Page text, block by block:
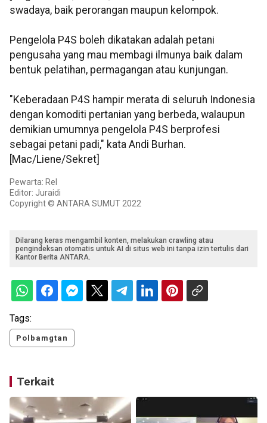
swadaya, baik perorangan maupun kelompok.
Pengelola P4S boleh dikatakan adalah petani
pengusaha yang mau membagi ilmunya baik dalam
bentuk pelatihan, permagangan atau kunjungan.
"Keberadaan P4S hampir merata di seluruh Indonesia
dengan komoditi pertanian yang berbeda, walaupun
demikian umumnya pengelola P4S berprofesi
sebagai petani padi," kata Andi Burhan.
[Mac/Liene/Sekret]
Pewarta: Rel
Editor: Juraidi
Copyright © ANTARA SUMUT 2022
Dilarang keras mengambil konten, melakukan crawling atau
pengindeksan otomatis untuk AI di situs web ini tanpa izin tertulis dari
Kantor Berita ANTARA.
Tags:
Polbamgtan
Terkait